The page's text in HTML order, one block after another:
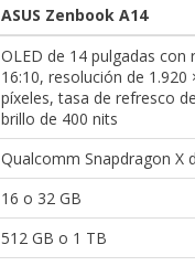
ASUS Zenbook A14
OLED de 14 pulgadas con
16:10, resolución de 1.920
píxeles, tasa de refresco
brillo de 400 nits
Qualcomm Snapdragon X
16 o 32 GB
512 GB o 1 TB